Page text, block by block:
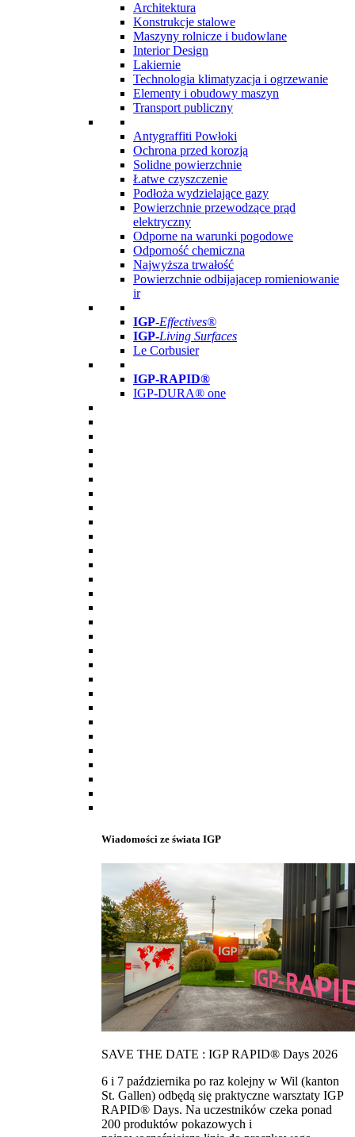
Architektura
Konstrukcje stalowe
Maszyny rolnicze i budowlane
Interior Design
Lakiernie
Technologia klimatyzacja i ogrzewanie
Elementy i obudowy maszyn
Transport publiczny
Antygraffiti Powłoki
Ochrona przed korozją
Solidne powierzchnie
Łatwe czyszczenie
Podłoża wydzielające gazy
Powierzchnie przewodzące prąd
elektryczny
Odporne na warunki pogodowe
Odporność chemiczna
Najwyższa trwałość
Powierzchnie odbijajacep romieniowanie
ir
IGP-Effectives®
IGP-Living Surfaces
Le Corbusier
IGP-RAPID®
IGP-DURA® one
Wiadomości ze świata IGP
SAVE THE DATE : IGP RAPID® Days 2026
6 i 7 października po raz kolejny w Wil (kanton
St. Gallen) odbędą się praktyczne warsztaty IGP
RAPID® Days. Na uczestników czeka ponad
200 produktów pokazowych i